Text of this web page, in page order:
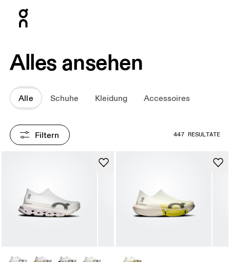
Alles ansehen
Alle Schuhe Kleidung Accessoires
Filtern 447 RESULTATE